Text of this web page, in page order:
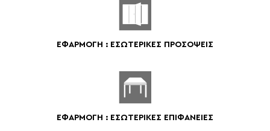
ΕΦΑΡΜΟΓΗ : ΕΣΩΤΕΡΙΚΕΣ ΠΡΟΣΟΨΕΙΣ
ΕΦΑΡΜΟΓΗ : ΕΣΩΤΕΡΙΚΕΣ ΕΠΙΦΑΝΕΙΕΣ